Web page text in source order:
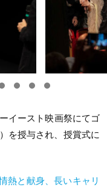
イースト映画祭にてゴ
を授与され、授賞式に
熱と献身、長いキャリ